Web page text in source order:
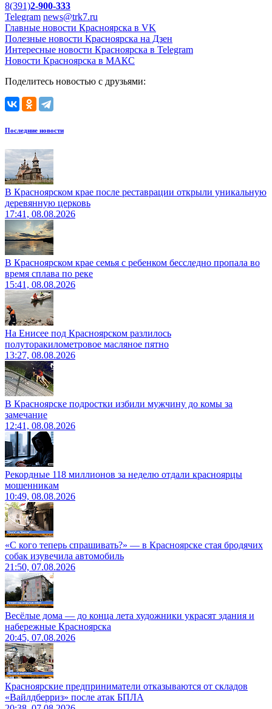
8(391)2-900-333
Telegram news@trk7.ru
Главные новости Красноярска в VK
Полезные новости Красноярска на Дзен
Интересные новости Красноярска в Telegram
Новости Красноярска в МАКС
Поделитесь новостью с друзьями:
Последние новости
В Красноярском крае после реставрации открыли уникальную
деревянную церковь
17:41, 08.08.2026
В Красноярском крае семья с ребенком бесследно пропала во
время сплава по реке
15:41, 08.08.2026
На Енисее под Красноярском разлилось
полуторакилометровое масляное пятно
13:27, 08.08.2026
В Красноярске подростки избили мужчину до комы за
замечание
12:41, 08.08.2026
Рекордные 118 миллионов за неделю отдали красноярцы
мошенникам
10:49, 08.08.2026
«С кого теперь спрашивать?» — в Красноярске стая бродячих
собак изувечила автомобиль
21:50, 07.08.2026
Весёлые дома — до конца лета художники украсят здания и
набережные Красноярска
20:45, 07.08.2026
Красноярские предприниматели отказываются от складов
«Вайлдберриз» после атак БПЛА